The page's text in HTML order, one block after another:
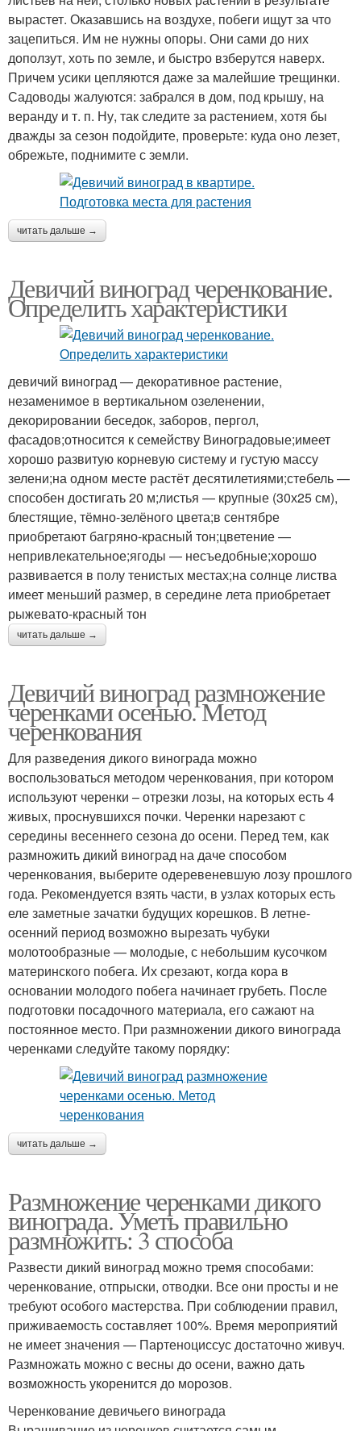
вырастет. Оказавшись на воздухе, побеги ищут за что
зацепиться. Им не нужны опоры. Они сами до них
доползут, хоть по земле, и быстро взберутся наверх.
Причем усики цепляются даже за малейшие трещинки.
Садоводы жалуются: забрался в дом, под крышу, на
веранду и т. п. Ну, так следите за растением, хотя бы
дважды за сезон подойдите, проверьте: куда оно лезет,
обрежьте, поднимите с земли.
читать дальше →
Девичий виноград черенкование.
Определить характеристики
девичий виноград — декоративное растение,
незаменимое в вертикальном озеленении,
декорировании беседок, заборов, пергол,
фасадов;относится к семейству Виноградовые;имеет
хорошо развитую корневую систему и густую массу
зелени;на одном месте растёт десятилетиями;стебель —
способен достигать 20 м;листья — крупные (30х25 см),
блестящие, тёмно-зелёного цвета;в сентябре
приобретают багряно-красный тон;цветение —
непривлекательное;ягоды — несъедобные;хорошо
развивается в полу тенистых местах;на солнце листва
имеет меньший размер, в середине лета приобретает
рыжевато-красный тон
читать дальше →
Девичий виноград размножение
черенками осенью. Метод
черенкования
Для разведения дикого винограда можно
воспользоваться методом черенкования, при котором
используют черенки – отрезки лозы, на которых есть 4
живых, проснувшихся почки. Черенки нарезают с
середины весеннего сезона до осени. Перед тем, как
размножить дикий виноград на даче способом
черенкования, выберите одеревеневшую лозу прошлого
года. Рекомендуется взять части, в узлах которых есть
еле заметные зачатки будущих корешков. В летне-
осенний период возможно вырезать чубуки
молотообразные — молодые, с небольшим кусочком
материнского побега. Их срезают, когда кора в
основании молодого побега начинает грубеть. После
подготовки посадочного материала, его сажают на
постоянное место. При размножении дикого винограда
черенками следуйте такому порядку:
читать дальше →
Размножение черенками дикого
винограда. Уметь правильно
размножить: 3 способа
Развести дикий виноград можно тремя способами:
черенкование, отпрыски, отводки. Все они просты и не
требуют особого мастерства. При соблюдении правил,
приживаемость составляет 100%. Время мероприятий
не имеет значения — Партеноциссус достаточно живуч.
Размножать можно с весны до осени, важно дать
возможность укоренится до морозов.
Черенкование девичьего винограда